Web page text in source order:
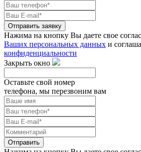
Отправить заявку
Нажима на кнопку Вы даете свое
Ваших персональных данных и
конфиденциальности
Закрыть окно
Оставьте свой номер
телефона, мы перезвоним вам
Отправить